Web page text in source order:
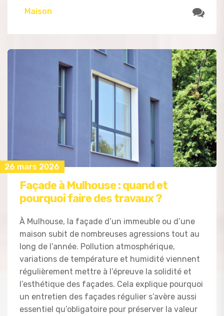
Maison
26 mars 2026
Façade à Mulhouse : quand et
pourquoi faire des travaux ?
À Mulhouse, la façade d’un immeuble ou d’une
maison subit de nombreuses agressions tout au
long de l’année. Pollution atmosphérique,
variations de température et humidité viennent
régulièrement mettre à l’épreuve la solidité et
l’esthétique des façades. Cela explique pourquoi
un entretien des façades régulier s’avère aussi
essentiel qu’obligatoire pour préserver la valeur